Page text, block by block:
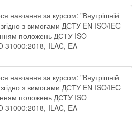
навчання за курсом: "Внутрішній
з вимогами ДСТУ EN ISO/IEC
положень ДСТУ ISO
31000:2018, ILAC, EA -
навчання за курсом: "Внутрішній
з вимогами ДСТУ EN ISO/IEC
положень ДСТУ ISO
31000:2018, ILAC, EA -